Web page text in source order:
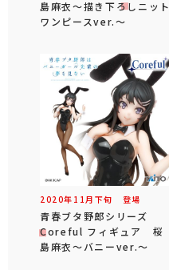
島麻衣～描き下ろしニット
ワンピースver.～
2020年 11 月 下旬 登場
青春ブタ野郎シリーズ
Coreful フィギュア 桜
島麻衣～バニーver.～